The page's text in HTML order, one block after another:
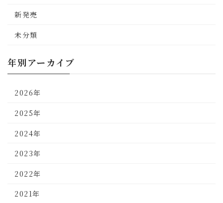
新発売
未分類
年別アーカイブ
2026年
2025年
2024年
2023年
2022年
2021年